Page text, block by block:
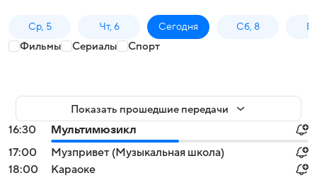
Ср, 5 Чт, 6 Сегодня Сб, 8
Фильмы Сериалы Спорт
Показать прошедшие передачи
16:30
Мультимюзикл
17:00
Музпривет (Музыкальная школа)
18:00
Караоке